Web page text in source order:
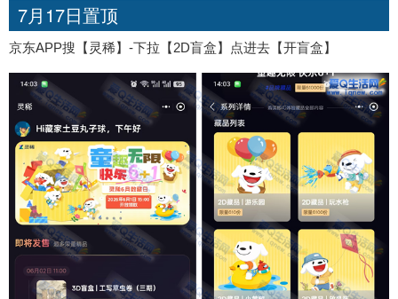
7月17日置顶
京东APP搜【灵稀】-下拉【2D盲盒】点进去【开盲盒】